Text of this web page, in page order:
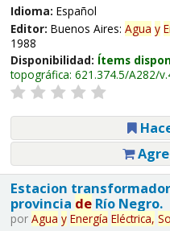
Idioma: Español
Editor: Buenos Aires: Agua y
1988
Disponibilidad: Ítems
topográfica: 621.374.5/A282/
Estacion
provincia deRío Negro.
por Agua y Energía Eléctrica,